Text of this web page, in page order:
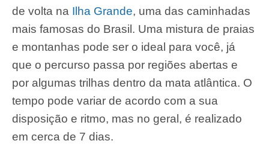
de volta na Ilha Grande, uma das caminhadas
mais famosas do Brasil. Uma mistura de praias
e montanhas pode ser o ideal para você, já
que o percurso passa por regiões abertas e
por algumas trilhas dentro da mata atlântica. O
tempo pode variar de acordo com a sua
disposição e ritmo, mas no geral, é realizado
em cerca de 7 dias.